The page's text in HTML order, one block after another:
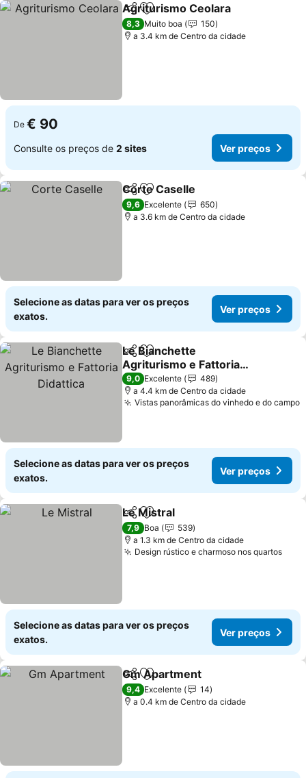
PartilharAdicionar aos favoritos
Agriturismo Ceolara
8,3 Muito boa
150
a 3.4 km de Centro da cidade
De € 90
Consulte os preços de 2 sites Ver preços
PartilharAdicionar aos favoritos
Corte Caselle
9,6 Excelente
650
a 3.6 km de Centro da cidade
Selecione as datas para ver os preços
exatos.
Ver preços
PartilharAdicionar aos favoritos
Le Bianchette
Agriturismo e Fattoria
Didattica
9,0 Excelente
489
a 4.4 km de Centro da cidade
Vistas panorâmicas do vinhedo e do campo
Selecione as datas para ver os preços
exatos.
Ver preços
PartilharAdicionar aos favoritos
Le Mistral
7,9 Boa
539
a 1.3 km de Centro da cidade
Design rústico e charmoso nos quartos
Selecione as datas para ver os preços
exatos.
Ver preços
PartilharAdicionar aos favoritos
Gm Apartment
9,4 Excelente
14
a 0.4 km de Centro da cidade